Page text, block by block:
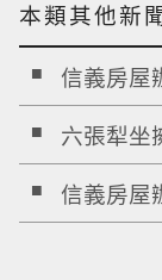
本類其他新
信義房屋
六張犁坐
信義房屋